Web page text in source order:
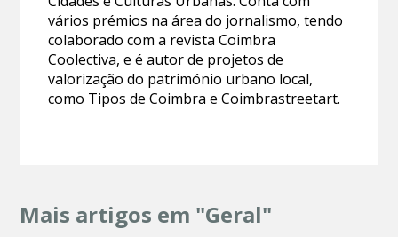
vários prémios na área do jornalismo, tendo
colaborado com a revista Coimbra
Coolectiva, e é autor de projetos de
valorização do património urbano local,
como Tipos de Coimbra e Coimbrastreetart.
Mais artigos em "Geral"